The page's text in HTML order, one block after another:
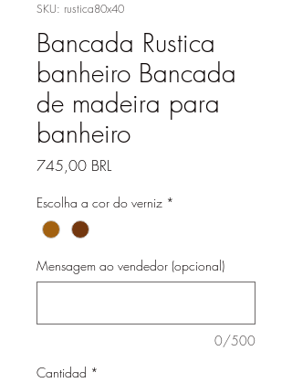
SKU: rustica80x40
Bancada Rustica
banheiro Bancada
de madeira para
banheiro
745,00 BRL
Escolha a cor do verniz *
Mensagem ao vendedor (opcional)
0/500
Cantidad *